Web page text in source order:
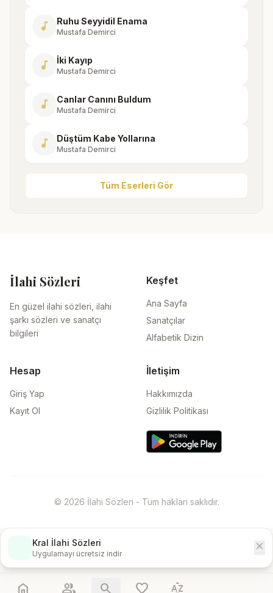
music_note Ruhu Seyyidil Enama
Mustafa Demirci
music_note İki Kayıp
Mustafa Demirci
music_note Canlar Canını Buldum
Mustafa Demirci
music_note Düştüm Kabe Yollarına
Mustafa Demirci
Tüm Eserleri Gör
İlahi Sözleri
En güzel ilahi sözleri, ilahi
şarkı sözleri ve sanatçı
bilgileri
Keşfet
Ana Sayfa
Sanatçılar
Alfabetik Dizin
Hesap
Giriş Yap
Kayıt Ol
İletişim
Hakkımızda
Gizlilik Politikası
© 2026 İlahi Sözleri - Tüm hakları saklıdır.
Kral İlahi Sözleri
Uygulamayı ücretsiz indir
close
home people search favorite sort_by_alpha